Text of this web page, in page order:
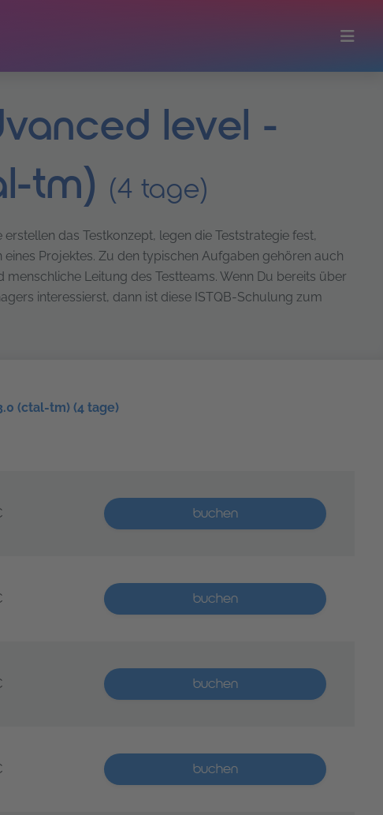
level -
tm) (4 tage)
das Testkonzept, legen die Teststrategie fest,
Projektes. Zu den typischen Aufgaben gehören auch
Leitung des Testteams. Wenn Du bereits über
interessierst, dann ist diese ISTQB-Schulung zum
(ctal-tm) (4 tage)
Mehr als 5 Plätze verfügbar
buchen
Mehr als 5 Plätze verfügbar
buchen
Mehr als 5 Plätze verfügbar
buchen
Mehr als 5 Plätze verfügbar
buchen